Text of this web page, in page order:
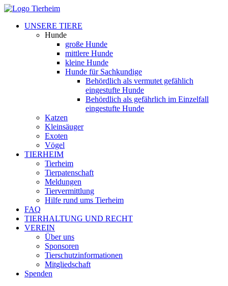
UNSERE TIERE
Hunde
große Hunde
mittlere Hunde
kleine Hunde
Hunde für Sachkundige
Behördlich als vermutet gefählich
eingestufte Hunde
Behördlich als gefährlich im Einzelfall
eingestufte Hunde
Katzen
Kleinsäuger
Exoten
Vögel
TIERHEIM
Tierheim
Tierpatenschaft
Meldungen
Tiervermittlung
Hilfe rund ums Tierheim
FAQ
TIERHALTUNG UND RECHT
VEREIN
Über uns
Sponsoren
Tierschutzinformationen
Mitgliedschaft
Spenden